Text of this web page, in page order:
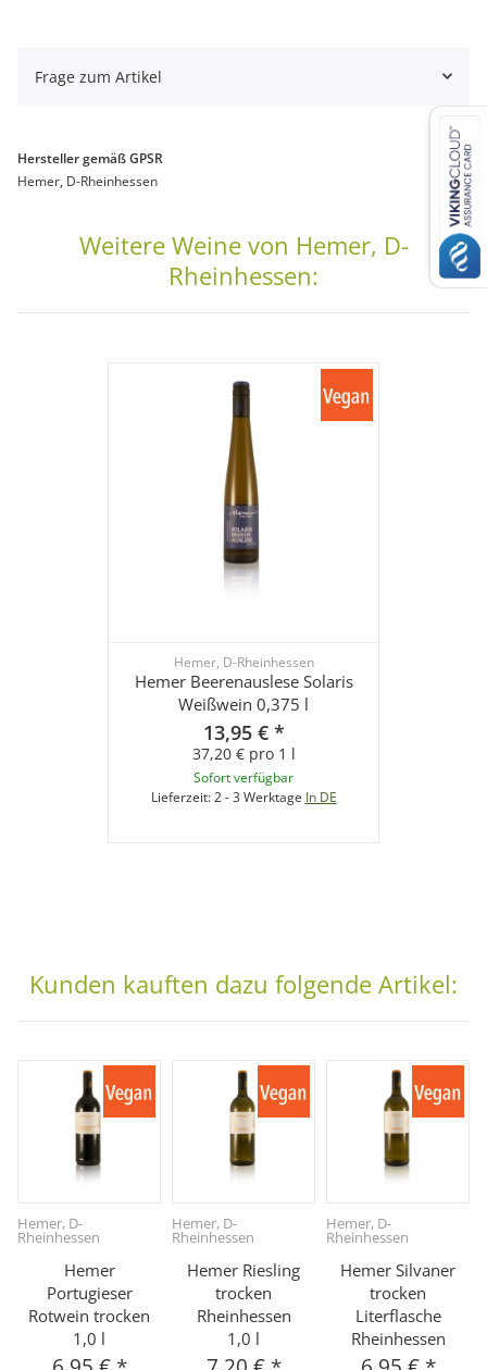
Frage zum Artikel
Hersteller gemäß GPSR
Hemer, D-Rheinhessen
Weitere Weine von Hemer, D-
Rheinhessen:
Hemer, D-Rheinhessen
Hemer Beerenauslese Solaris
Weißwein 0,375 l
13,95 € *
37,20 € pro 1 l
Sofort verfügbar
Lieferzeit:2 - 3 Werktage In DE
Kunden kauften dazu folgende Artikel:
Hemer, D-
Rheinhessen
Hemer
Portugieser
Rotwein trocken
1,0 l
Hemer, D-
Rheinhessen
Hemer Riesling
trocken
Rheinhessen
1,0 l
Hemer, D-
Rheinhessen
Hemer Silvaner
trocken
Literflasche
Rheinhessen